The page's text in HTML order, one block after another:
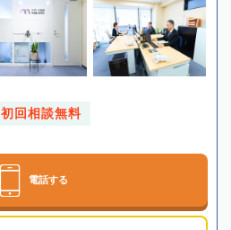
初回相談無料
電話する